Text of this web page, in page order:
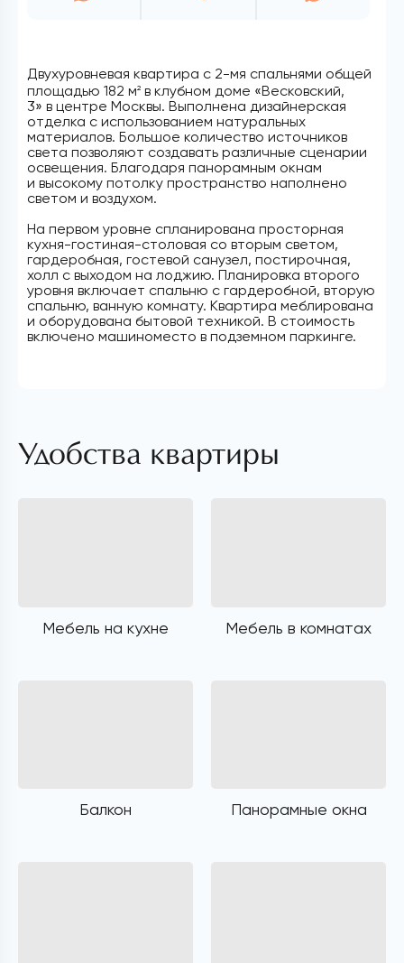
Двухуровневая квартира с 2-мя спальнями общей
площадью 182 м2 в клубном доме «Весковский,
3» в центре Москвы. Выполнена дизайнерская
отделка с использованием натуральных
материалов. Большое количество источников
света позволяют создавать различные сценарии
освещения. Благодаря панорамным окнам
и высокому потолку пространство наполнено
светом и воздухом.
На первом уровне спланирована просторная
кухня-гостиная-столовая со вторым светом,
гардеробная, гостевой санузел, постирочная,
холл с выходом на лоджию. Планировка второго
уровня включает спальню с гардеробной, вторую
спальню, ванную комнату. Квартира меблирована
и оборудована бытовой техникой. В стоимость
включено машиноместо в подземном паркинге.
Удобства квартиры
Мебель на кухне Мебель в комнатах
Балкон Панорамные окна